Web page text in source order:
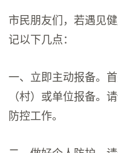
市民朋友们，若遇见
记以下几点：
一、立即主动报备。
（村）或单位报备。
防控工作。